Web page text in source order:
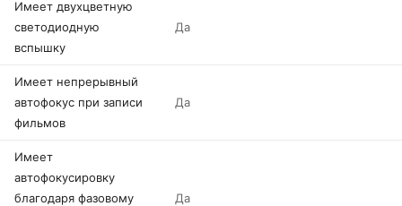
Имеет двухцветную
светодиодную
вспышку
Да
Имеет непрерывный
автофокус при записи
фильмов
Да
Имеет
автофокусировку
благодаря фазовому
Да